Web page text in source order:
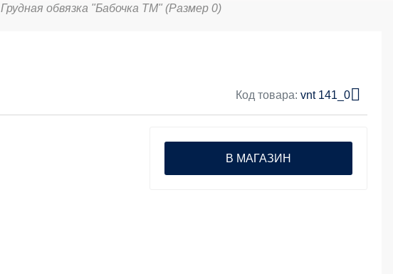
Грудная обвязка "Бабочка ТМ" (Размер 0)
Код товара: vnt 141_0
В МАГАЗИН